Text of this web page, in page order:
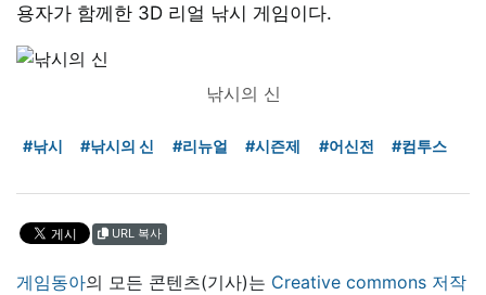
용자가 함께한 3D 리얼 낚시 게임이다.
낚시의 신
#낚시 #낚시의 신 #리뉴얼 #시즌제 #어신전 #컴투스
URL 복사
게임동아의 모든 콘텐츠(기사)는 Creative commons 저작